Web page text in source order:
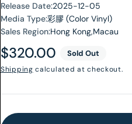
Release Date:2025-12-05
Media Type:彩膠 (Color Vinyl)
Sales Region:Hong Kong,Macau
Regular
price
$320.00 Sold Out
Shipping calculated at checkout.